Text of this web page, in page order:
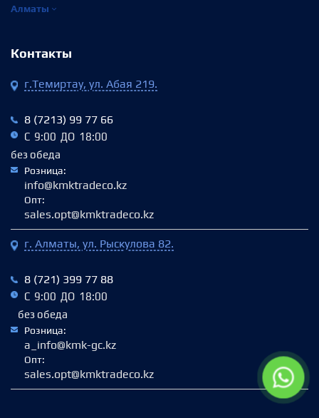
Алматы
Контакты
г.Темиртау, ул. Абая 219.
8 (7213) 99 77 66
С 9:00 ДО 18:00
без обеда
Розница:
info@kmktradeco.kz
Опт:
sales.opt@kmktradeco.kz
г. Алматы, ул. Рыскулова 82.
8 (721) 399 77 88
С 9:00 ДО 18:00
без обеда
Розница:
a_info@kmk-gc.kz
Опт:
sales.opt@kmktradeco.kz